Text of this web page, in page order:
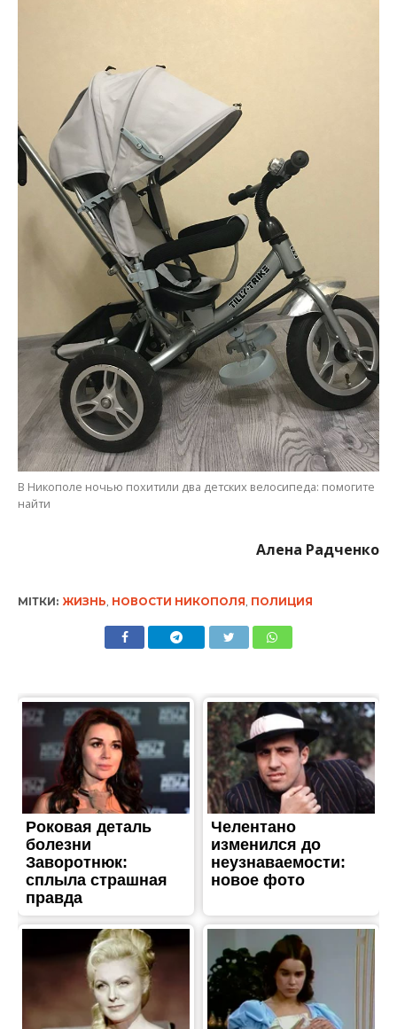
В Никополе ночью похитили два детских велосипеда: помогите
найти
Алена Радченко
МІТКИ: ЖИЗНЬ НОВОСТИ НИКОПОЛЯ ПОЛИЦИЯ